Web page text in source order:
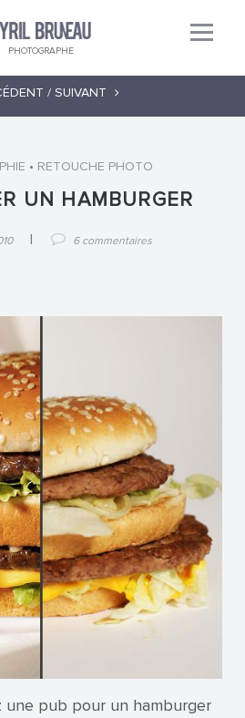
PHOTOGRAPHE
/ SUIVANT
• RETOUCHE PHOTO
UN HAMBURGER
6 commentaires
une pub pour un hamburger